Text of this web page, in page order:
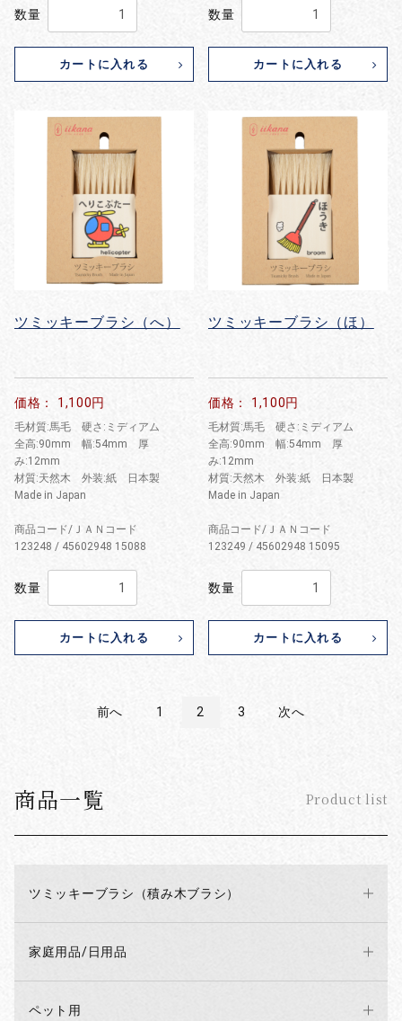
商品一覧 Product list
ツミッキーブラシ（積み木ブラシ）
家庭用品/日用品
ペット用
数量
カートに入れる
数量
カートに入れる
ツミッキーブラシ（へ）
価格： 1,100円
毛材質:馬毛 硬さ:ミディアム
全高:90mm 幅:54mm 厚
み:12mm
材質:天然木 外装:紙 日本製
Made in Japan
商品コード/ＪＡＮコード
123248 / 45602948 15088
数量
カートに入れる
ツミッキーブラシ（ほ）
価格： 1,100円
毛材質:馬毛 硬さ:ミディアム
全高:90mm 幅:54mm 厚
み:12mm
材質:天然木 外装:紙 日本製
Made in Japan
商品コード/ＪＡＮコード
123249 / 45602948 15095
数量
カートに入れる
前へ 1 2 3 次へ